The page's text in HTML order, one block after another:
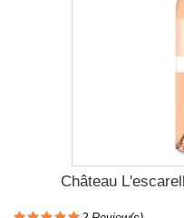
Château